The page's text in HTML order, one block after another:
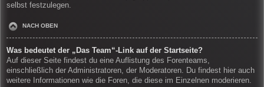
selbst festzulegen.
NACH OBEN
Was bedeutet der „Das Team“-Link auf der Startseite?
Auf dieser Seite findest du eine Auflistung des Forenteams,
einschließlich der Administratoren, der Moderatoren. Du findest hier auch
weitere Informationen wie die Foren, die diese im Einzelnen moderieren.